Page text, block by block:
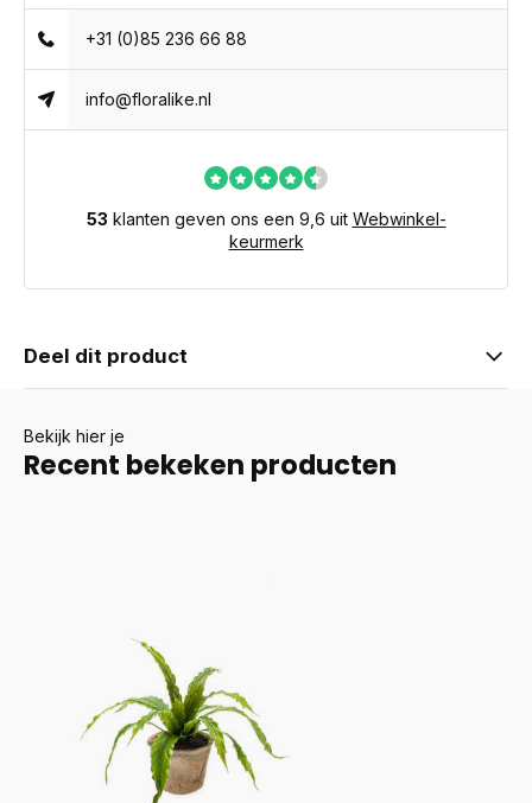
+31 (0)85 236 66 88
info@floralike.nl
53 klanten geven ons een 9,6 uit Webwinkel-
keurmerk
Deel dit product
Bekijk hier je
Recent bekeken producten